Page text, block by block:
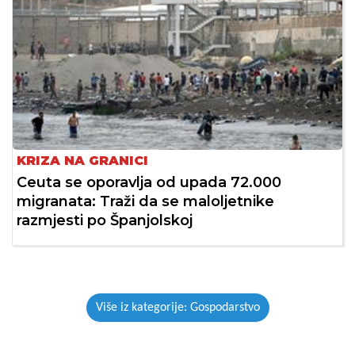
KRIZA NA GRANICI
Ceuta se oporavlja od upada 72.000
migranata: Traži da se maloljetnike
razmjesti po Španjolskoj
Više iz kategorije: Gospodarstvo